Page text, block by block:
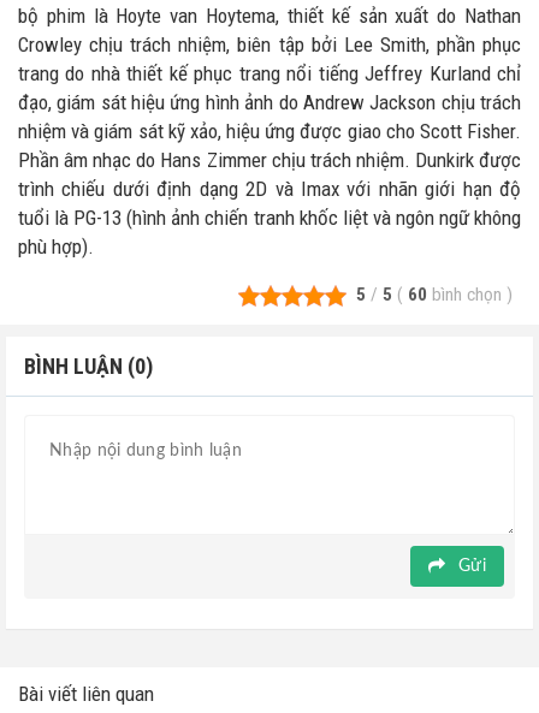
bộ phim là Hoyte van Hoytema, thiết kế sản xuất do Nathan
Crowley chịu trách nhiệm, biên tập bởi Lee Smith, phần phục
trang do nhà thiết kế phục trang nổi tiếng Jeffrey Kurland chỉ
đạo, giám sát hiệu ứng hình ảnh do Andrew Jackson chịu trách
nhiệm và giám sát kỹ xảo, hiệu ứng được giao cho Scott Fisher.
Phần âm nhạc do Hans Zimmer chịu trách nhiệm. Dunkirk được
trình chiếu dưới định dạng 2D và Imax với nhãn giới hạn độ
tuổi là PG-13 (hình ảnh chiến tranh khốc liệt và ngôn ngữ không
phù hợp).
5 / 5 ( 60 bình chọn )
BÌNH LUẬN (0)
Gửi
Bài viết liên quan